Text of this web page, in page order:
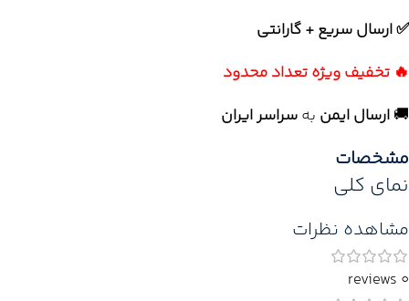
✅ ارسال سریع + گارانتی
🔥 تخفیف ویژه تعداد محدود
🚚ارسال ایمن بهسراسر ایران
مشخصات
نمای کلی
مشاهده نظرات
0 reviews